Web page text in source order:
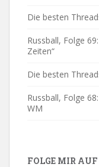
Die besten
Russball, Folge
Zeiten“
Die besten
Russball, Folge
WM
FOLGE MIR